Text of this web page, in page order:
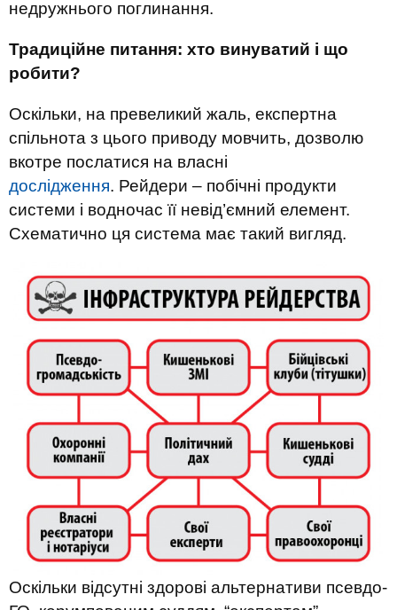
недружнього поглинання.
Традиційне питання: хто винуватий і що
робити?
Оскільки, на превеликий жаль, експертна
спільнота з цього приводу мовчить, дозволю
вкотре послатися на власні
дослідження. Рейдери – побічні продукти
системи і водночас її невід’ємний елемент.
Схематично ця система має такий вигляд.
Оскільки відсутні здорові альтернативи псевдо-